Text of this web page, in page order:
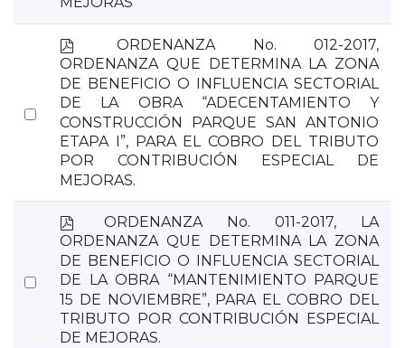
Select
p
d
f
ORDENANZA No. 012-2017,
ORDENANZA QUE DETERMINA LA ZONA
DE BENEFICIO O INFLUENCIA SECTORIAL
DE LA OBRA “ADECENTAMIENTO Y
CONSTRUCCIÓN PARQUE SAN ANTONIO
ETAPA I”, PARA EL COBRO DEL TRIBUTO
POR CONTRIBUCIÓN ESPECIAL DE
MEJORAS.
Select
p
d
f
ORDENANZA No. 011-2017, LA
ORDENANZA QUE DETERMINA LA ZONA
DE BENEFICIO O INFLUENCIA SECTORIAL
DE LA OBRA “MANTENIMIENTO PARQUE
15 DE NOVIEMBRE”, PARA EL COBRO DEL
TRIBUTO POR CONTRIBUCIÓN ESPECIAL
DE MEJORAS.